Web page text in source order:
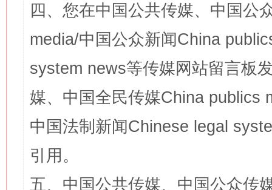
四、您在中国公共传媒、中国公
media/中国公众新闻China
system news等传媒网站留言板
媒、中国全民传媒China publics
中国法制新闻Chinese legal
引用。
五、中国公共传媒、中国公众传